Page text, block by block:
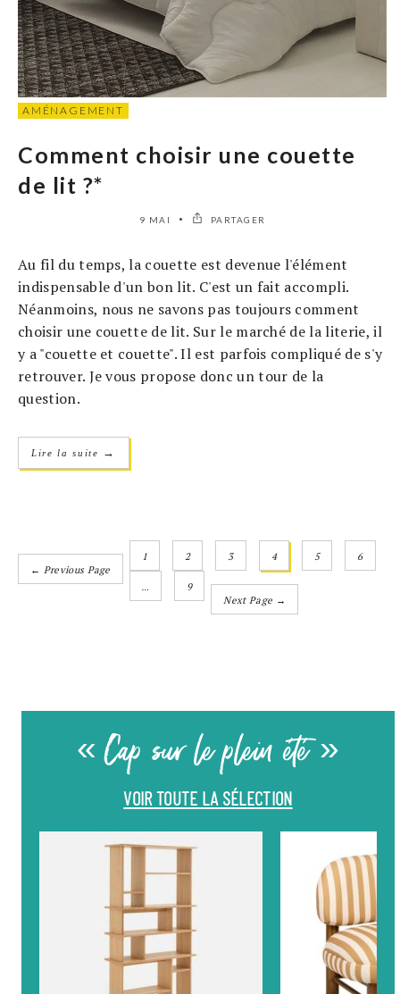
AMÉNAGEMENT
Comment choisir une couette
de lit ?*
9 MAI PARTAGER
Au fil du temps, la couette est devenue l'élément
indispensable d'un bon lit. C'est un fait accompli.
Néanmoins, nous ne savons pas toujours comment
choisir une couette de lit. Sur le marché de la literie, il
y a "couette et couette". Il est parfois compliqué de s'y
retrouver. Je vous propose donc un tour de la
question.
Lire la suite →
← Previous Page
1 2 3 4 5 6
9
Next Page →
« Cap sur le plein été »
VOIR TOUTE LA SÉLECTION